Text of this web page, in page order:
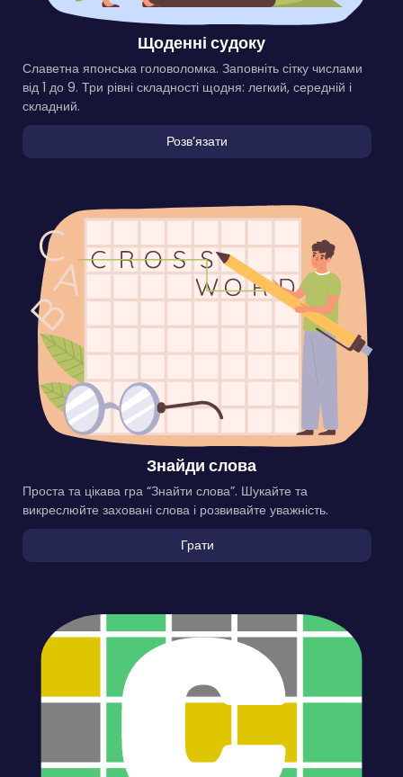
Щоденні судоку
Славетна японська головоломка. Заповніть сітку числами
від 1 до 9. Три рівні складності щодня: легкий, середній і
складний.
Розвʼязати
Знайди слова
Проста та цікава гра “Знайти слова”. Шукайте та
викреслюйте заховані слова і розвивайте уважність.
Грати